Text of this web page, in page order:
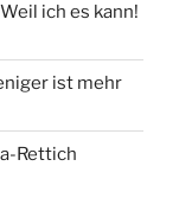
ich es kann!
ist mehr
Rettich